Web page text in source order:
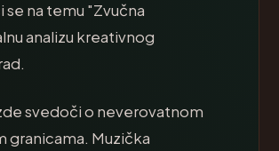
na temu "Zvučna
analizu kreativnog
svedoči o neverovatnom
granicama. Muzička